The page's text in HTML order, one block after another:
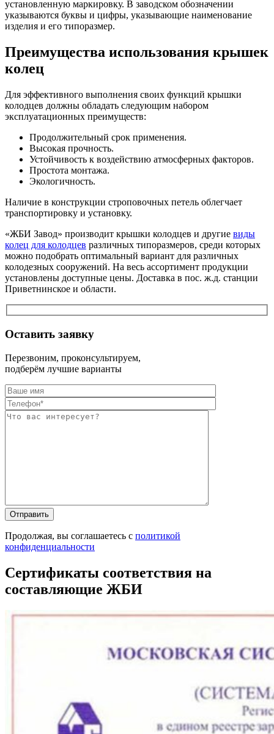
установленную маркировку. В заводском обозначении
указываются буквы и цифры, указывающие наименование
изделия и его типоразмер.
Преимущества использования крышек
колец
Для эффективного выполнения своих функций крышки
колодцев должны обладать следующим набором
эксплуатационных преимуществ:
Продолжительный срок применения.
Высокая прочность.
Устойчивость к воздействию атмосферных факторов.
Простота монтажа.
Экологичность.
Наличие в конструкции строповочных петель облегчает
транспортировку и установку.
«ЖБИ Завод» производит крышки колодцев и другие виды
колец для колодцев различных типоразмеров, среди которых
можно подобрать оптимальный вариант для различных
колодезных сооружений. На весь ассортимент продукции
установлены доступные цены. Доставка в пос. ж.д. станции
Приветнинское и области.
Оставить заявку
Перезвоним, проконсультируем,
подберём лучшие варианты
Продолжая, вы соглашаетесь с политикой
конфиденциальности
Сертификаты соответствия на
составляющие ЖБИ